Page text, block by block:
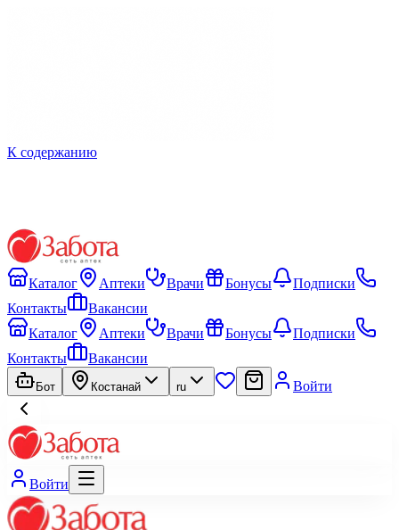
К содержанию
Каталог Аптеки Врачи Бонусы
Подписки
Контакты
Вакансии
Каталог
Аптеки Врачи Бонусы
Подписки
Контакты
Вакансии
Бот Костанай ru Войти
Войти